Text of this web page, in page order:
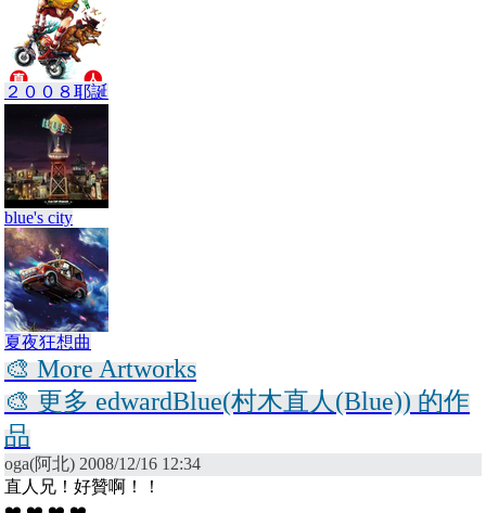
２００８耶誕
blue's city
夏夜狂想曲
🎨 More Artworks
🎨 更多 edwardBlue(村木直人(Blue)) 的作
品
oga(阿北) 2008/12/16 12:34
直人兄！好贊啊！！